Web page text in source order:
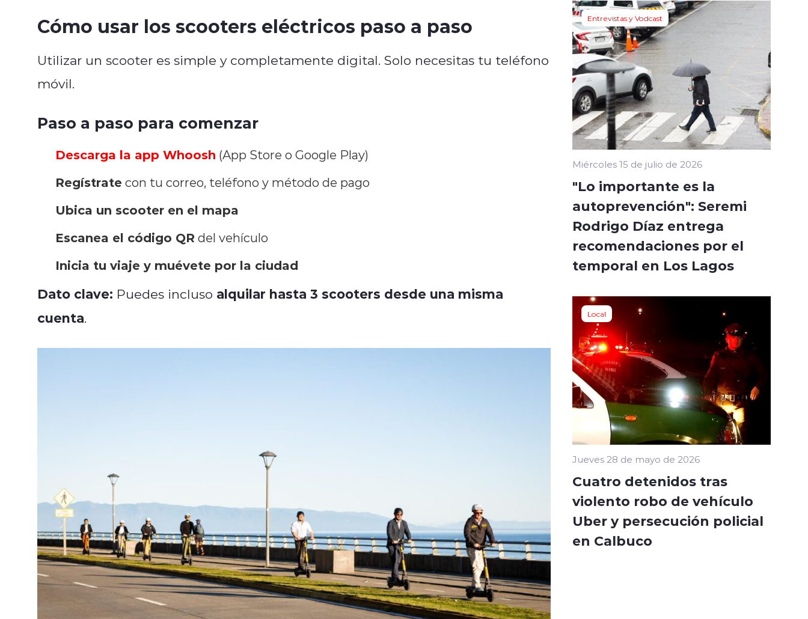
Cómo usar los scooters eléctricos paso a paso
Utilizar un scooter es simple y completamente digital. Solo necesitas tu teléfono
móvil.
Paso a paso para comenzar
Descarga la app Whoosh (App Store o Google Play)
Regístrate con tu correo, teléfono y método de pago
Ubica un scooter en el mapa
Escanea el código QR del vehículo
Inicia tu viaje y muévete por la ciudad
Dato clave: Puedes incluso alquilar hasta 3 scooters desde una misma
cuenta.
Entrevistas y Vodcast
Miércoles 15 de julio de 2026
"Lo importante es la
autoprevención": Seremi
Rodrigo Díaz entrega
recomendaciones por el
temporal en Los Lagos
Local
Jueves 28 de mayo de 2026
Cuatro detenidos tras
violento robo de vehículo
Uber y persecución policial
en Calbuco